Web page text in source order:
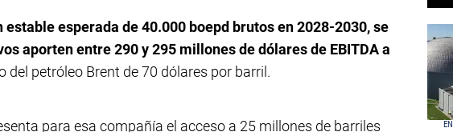
estable esperada de 40.000 boepd brutos en 2028-2030, se
aporten entre 290 y 295 millones de dólares de EBITDA a
del petróleo Brent de 70 dólares por barril.
para esa compañía el acceso a 25 millones de barriles